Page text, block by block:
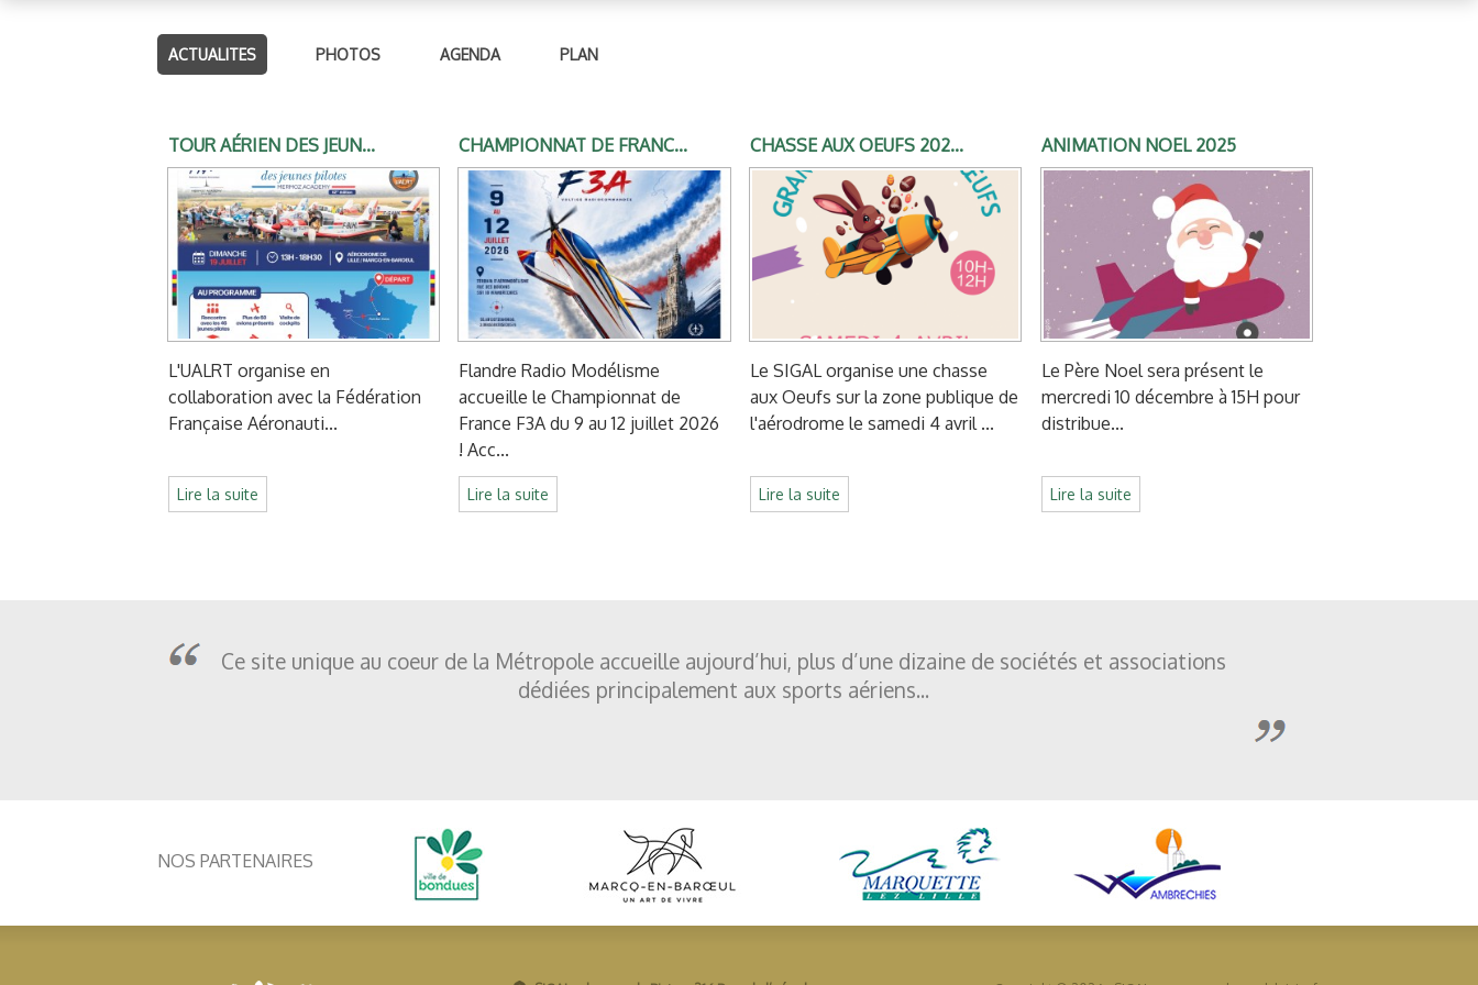
ACTUALITES PHOTOS AGENDA PLAN
TOUR AÉRIEN DES JEUN...
L'UALRT organise en
collaboration avec la Fédération
Française Aéronauti...
Lire la suite
CHAMPIONNAT DE FRANC...
Flandre Radio Modélisme
accueille le Championnat de
France F3A du 9 au 12 juillet 2026
! Acc...
Lire la suite
CHASSE AUX OEUFS 202...
Le SIGAL organise une chasse
aux Oeufs sur la zone publique de
l'aérodrome le samedi 4 avril ...
Lire la suite
ANIMATION NOEL 2025
Le Père Noel sera présent le
mercredi 10 décembre à 15H pour
distribue...
Lire la suite
Ce site unique au coeur de la Métropole accueille aujourd’hui, plus d’une dizaine de sociétés et associations
dédiées principalement aux sports aériens...
NOS PARTENAIRES